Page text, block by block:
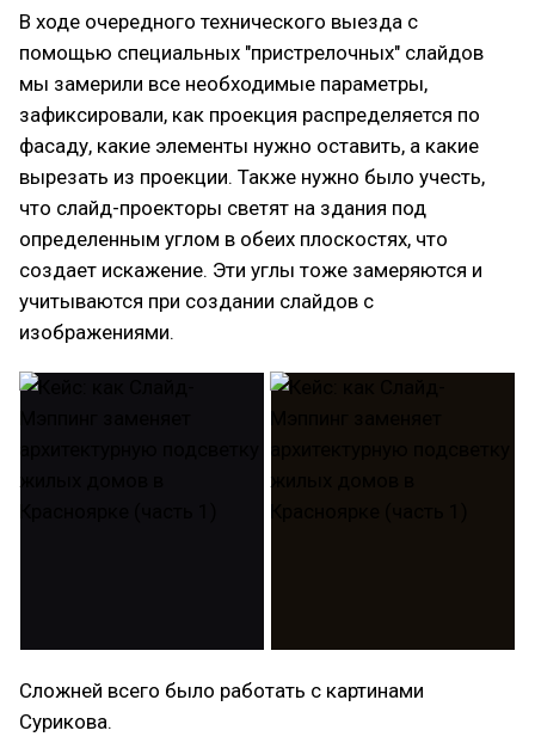
В ходе очередного технического выезда с
помощью специальных "пристрелочных" слайдов
мы замерили все необходимые параметры,
зафиксировали, как проекция распределяется по
фасаду, какие элементы нужно оставить, а какие
вырезать из проекции. Также нужно было учесть,
что слайд-проекторы светят на здания под
определенным углом в обеих плоскостях, что
создает искажение. Эти углы тоже замеряются и
учитываются при создании слайдов с
изображениями.
Сложней всего было работать с картинами
Сурикова.